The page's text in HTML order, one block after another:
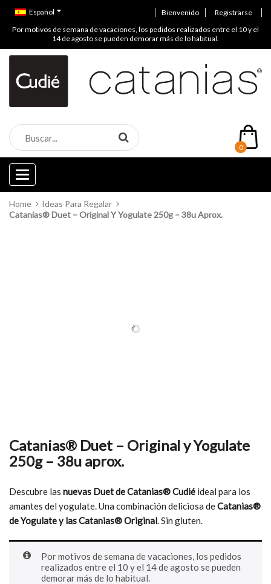
Bienvenido Registrarse
Español
Por motivos de semana de vacaciones, los pedidos realizados entre el 10 y el
14 de agosto se pueden demorar más de lo habitual.
0
Categories
Home
Ideas Para Regalar
Catanias® Duet – Original Y Yogulate 250g – 38u Aprox.
Catanias® Duet – Original y Yogulate
250g – 38u aprox.
Descubre las nuevas Duet de Catanias® Cudié ideal para los
amantes del yogulate. Una combinación deliciosa deCatanias®
de Yogulate y las Catanias® Original. Sin gluten.
Por motivos de semana de vacaciones, los pedidos
realizados entre el 10 y el 14 de agosto se pueden
demorar más de lo habitual.